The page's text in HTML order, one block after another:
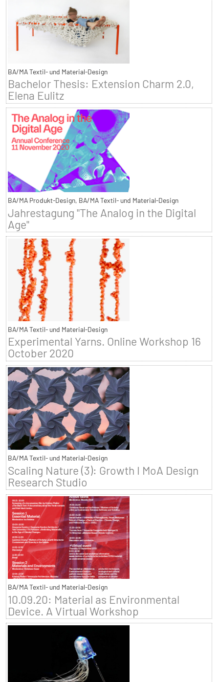
BA/MA Textil- und Material-Design
Bachelor Thesis: Extension Charm 2.0,
Elena Eulitz
BA/MA Produkt-Design, BA/MA Textil- und Material-Design
Jahrestagung "The Analog in the Digital
Age"
BA/MA Textil- und Material-Design
Experimental Yarns. Online Workshop 16
October 2020
BA/MA Textil- und Material-Design
Scaling Nature (3): Growth I MoA Design
Research Studio
BA/MA Textil- und Material-Design
10.09.20: Material as Environmental
Device. A Virtual Workshop